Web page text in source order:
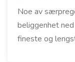
Noe av
beliggenhet
fineste og